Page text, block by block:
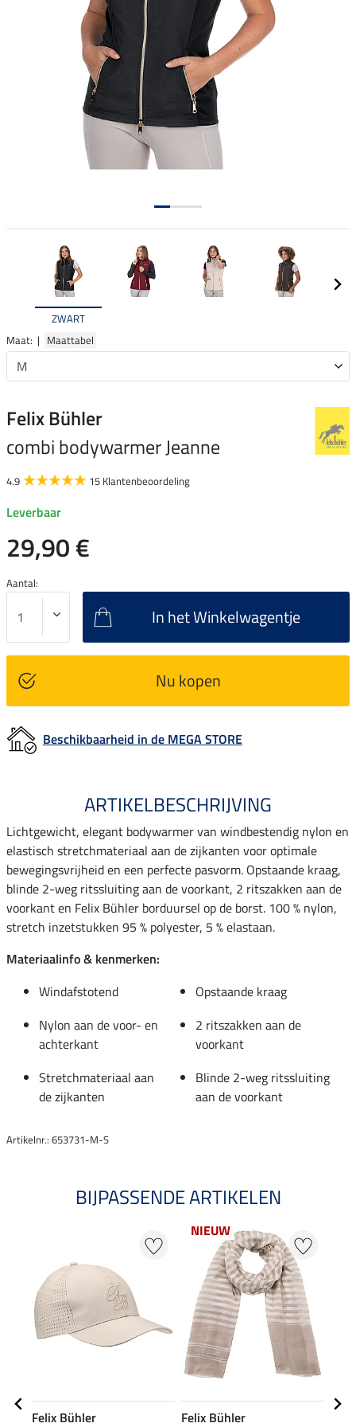
ZWART
Maat: | Maattabel
Felix Bühler
combi bodywarmer Jeanne
4.9 15 Klantenbeoordeling
Leverbaar
29,90 €
Aantal:
In het Winkelwagentje
Nu kopen
Beschikbaarheid in de MEGA STORE
ARTIKELBESCHRIJVING
Lichtgewicht, elegant bodywarmer van windbestendig nylon en
elastisch stretchmateriaal aan de zijkanten voor optimale
bewegingsvrijheid en een perfecte pasvorm. Opstaande kraag,
blinde 2-weg ritssluiting aan de voorkant, 2 ritszakken aan de
voorkant en Felix Bühler borduursel op de borst. 100 % nylon,
stretch inzetstukken 95 % polyester, 5 % elastaan.
Materiaalinfo & kenmerken:
Windafstotend
Opstaande kraag
Nylon aan de voor- en
achterkant
2 ritszakken aan de
voorkant
Stretchmateriaal aan
de zijkanten
Blinde 2-weg ritssluiting
aan de voorkant
Artikelnr.: 653731-M-S
BIJPASSENDE ARTIKELEN
Felix Bühler
NIEUW
Felix Bühler